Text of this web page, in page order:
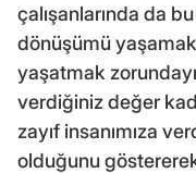
çalışanlarında da
dönüşümü
yaşatmak
verdiğiniz değer
zayıf insanımıza
olduğunu